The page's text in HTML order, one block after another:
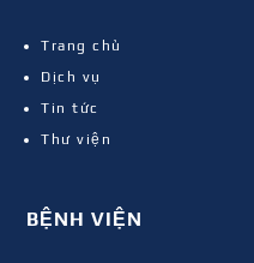
Trang chủ
Dịch vụ
Tin tức
Thư viện
BỆNH VIỆN